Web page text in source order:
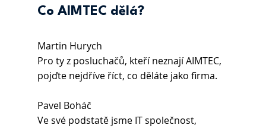
Co AIMTEC dělá?
Martin Hurych
Pro ty z posluchačů, kteří neznají AIMTEC,
pojďte nejdříve říct, co děláte jako firma.
Pavel Boháč
Ve své podstatě jsme IT společnost,